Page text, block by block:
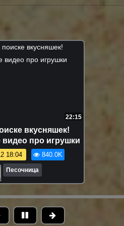
12:04
игрушки на пляже -
для малышей
18:41 632.0K
Песочница